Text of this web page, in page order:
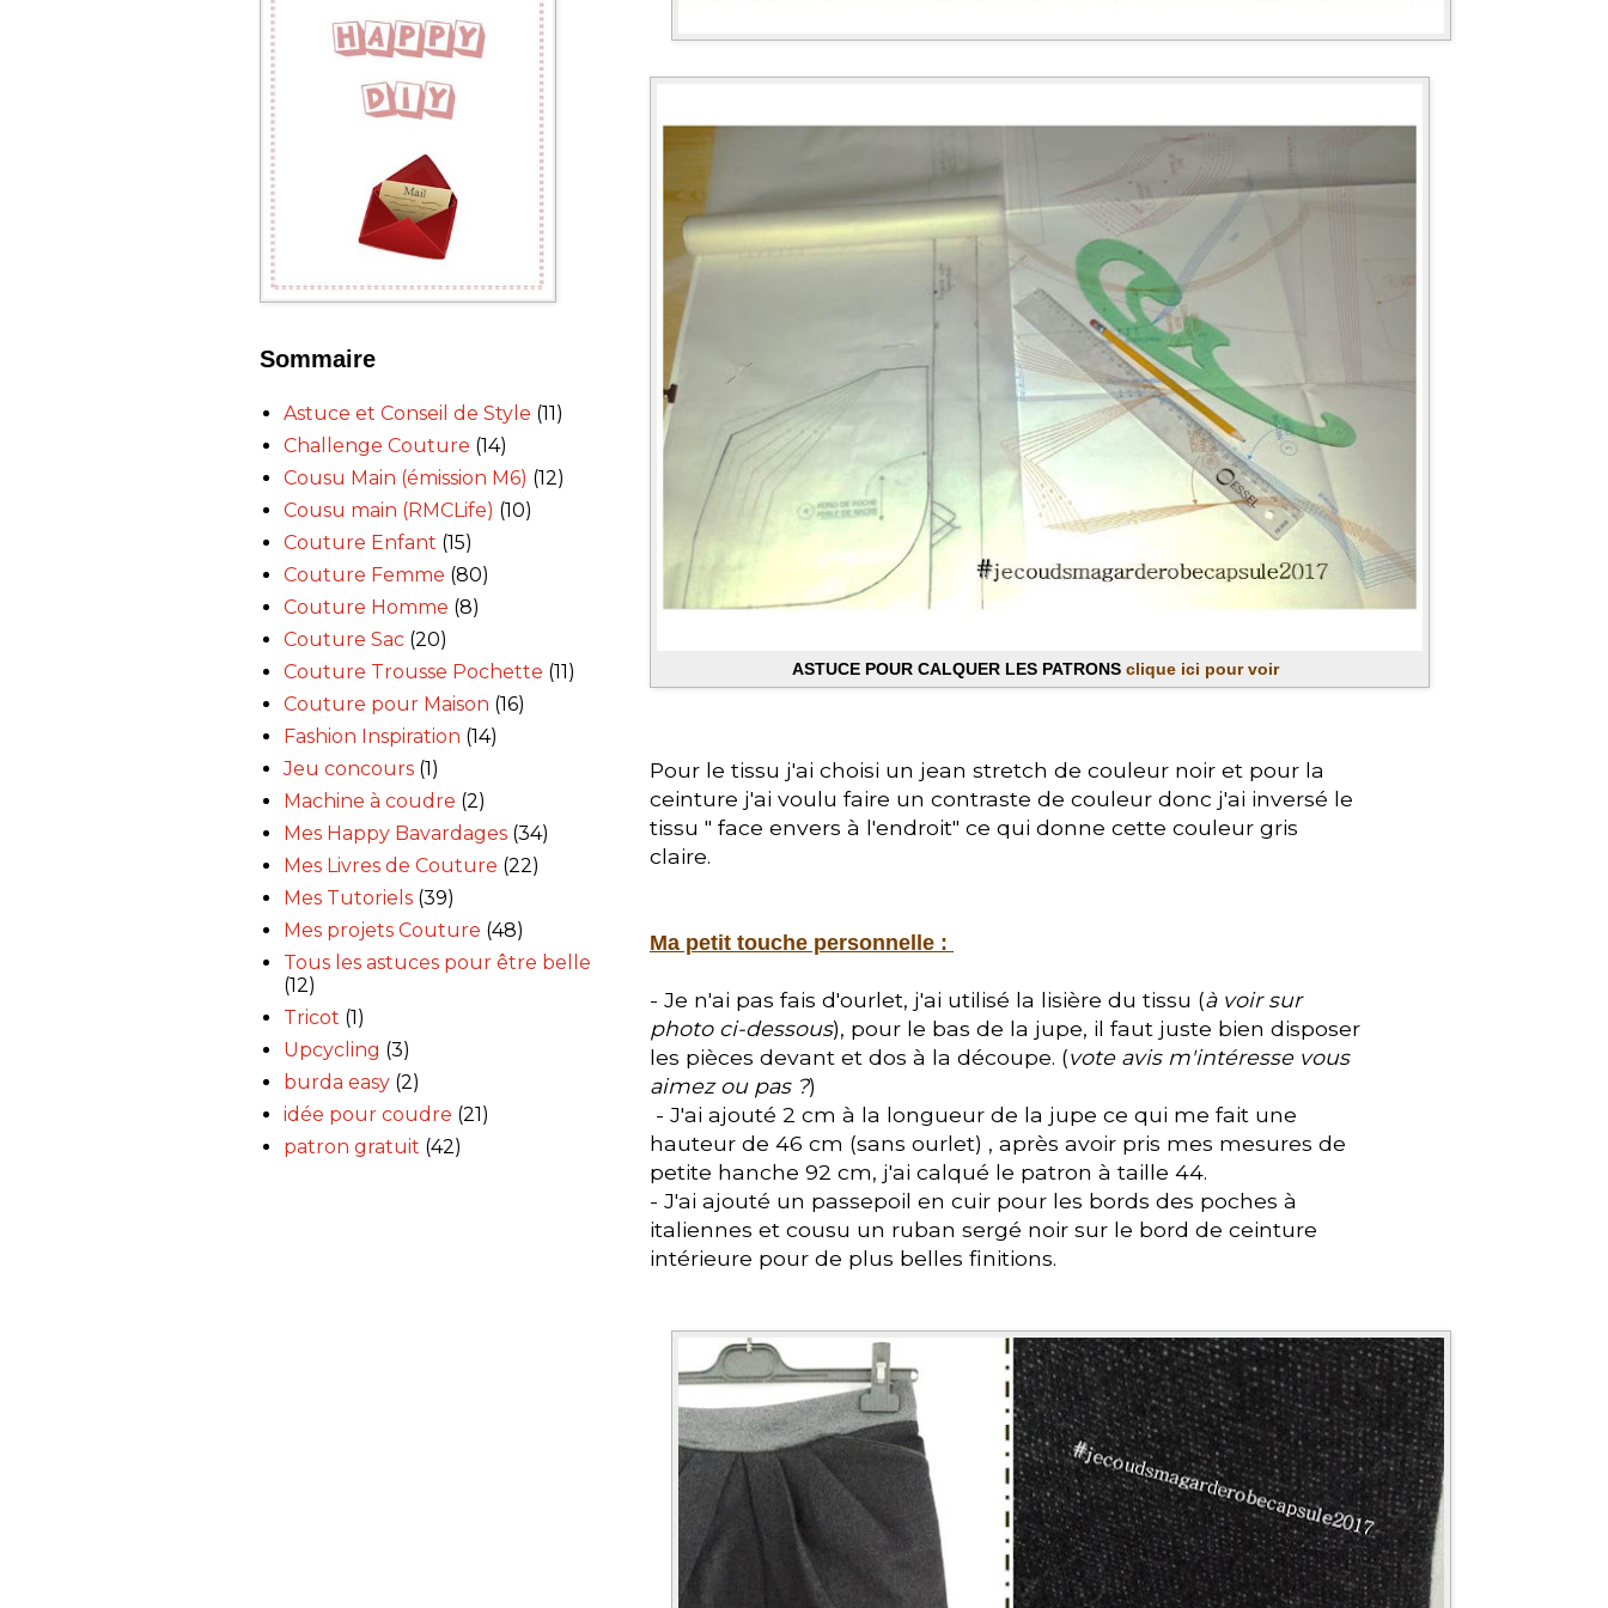
ASTUCE POUR CALQUER LES PATRONS clique ici pour voir
Pour le tissu j'ai choisi un jean stretch de couleur noir et pour la
ceinture j'ai voulu faire un contraste de couleur donc j'ai inversé le
tissu " face envers à l'endroit" ce qui donne cette couleur gris
claire.
Ma petit touche personnelle :
- Je n'ai pas fais d'ourlet, j'ai utilisé la lisière du tissu (à voir sur
photo ci-dessous), pour le bas de la jupe, il faut juste bien disposer
les pièces devant et dos à la découpe. (vote avis m'intéresse vous
aimez ou pas ?)
- J'ai ajouté 2 cm à la longueur de la jupe ce qui me fait une
hauteur de 46 cm (sans ourlet) , après avoir pris mes mesures de
petite hanche 92 cm, j'ai calqué le patron à taille 44.
- J'ai ajouté un passepoil en cuir pour les bords des poches à
italiennes et cousu un ruban sergé noir sur le bord de ceinture
intérieure pour de plus belles finitions.
Sommaire
Astuce et Conseil de Style (11)
Challenge Couture (14)
Cousu Main (émission M6) (12)
Cousu main (RMCLife) (10)
Couture Enfant (15)
Couture Femme (80)
Couture Homme (8)
Couture Sac (20)
Couture Trousse Pochette (11)
Couture pour Maison (16)
Fashion Inspiration (14)
Jeu concours (1)
Machine à coudre (2)
Mes Happy Bavardages (34)
Mes Livres de Couture (22)
Mes Tutoriels (39)
Mes projets Couture (48)
Tous les astuces pour être belle
(12)
Tricot (1)
Upcycling (3)
burda easy (2)
idée pour coudre (21)
patron gratuit (42)